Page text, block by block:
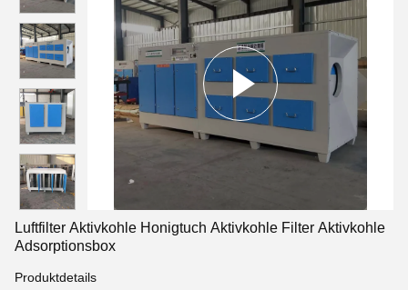
Luftfilter Aktivkohle Honigtuch Aktivkohle Filter Aktivkohle
Adsorptionsbox
Produktdetails